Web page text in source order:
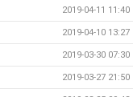
2019-04-11 11:40
2019-04-10 13:27
2019-03-30 07:30
2019-03-27 21:50